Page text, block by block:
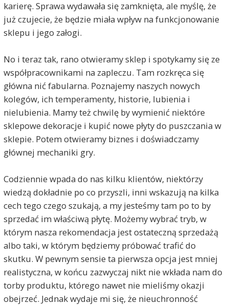
karierę. Sprawa wydawała się zamknięta, ale myślę, że
już czujecie, że będzie miała wpływ na funkcjonowanie
sklepu i jego załogi.
No i teraz tak, rano otwieramy sklep i spotykamy się ze
współpracownikami na zapleczu. Tam rozkręca się
główna nić fabularna. Poznajemy naszych nowych
kolegów, ich temperamenty, historie, lubienia i
nielubienia. Mamy też chwilę by wymienić niektóre
sklepowe dekoracje i kupić nowe płyty do puszczania w
sklepie. Potem otwieramy biznes i doświadczamy
głównej mechaniki gry.
Codziennie wpada do nas kilku klientów, niektórzy
wiedzą dokładnie po co przyszli, inni wskazują na kilka
cech tego czego szukają, a my jesteśmy tam po to by
sprzedać im właściwą płytę. Możemy wybrać tryb, w
którym nasza rekomendacja jest ostateczną sprzedażą
albo taki, w którym będziemy próbować trafić do
skutku. W pewnym sensie ta pierwsza opcja jest mniej
realistyczna, w końcu zazwyczaj nikt nie wkłada nam do
torby produktu, którego nawet nie mieliśmy okazji
obejrzeć. Jednak wydaje mi się, że nieuchronność